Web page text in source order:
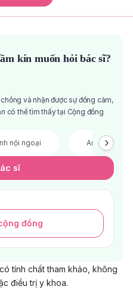
kín muốn hỏi bác sĩ?
và nhận được sự đồng cảm,
có thể tìm thấy tại Cộng đồng
nội ngoại Anh chị em
sĩ
đồng
tính chất tham khảo, không
điều trị y khoa.